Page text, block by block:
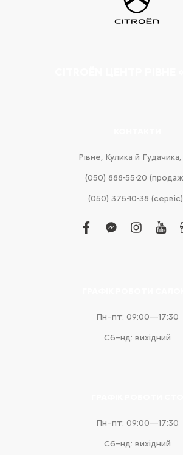
Рівне, Кулика й
(050) 888-55-20
(050) 375-10-38 (сервіс)
facebook
facebook-
Пн–пт: 09:00—17:30
Сб–нд: вихідний
Пн–пт: 09:00—17:30
Сб–нд: вихідний